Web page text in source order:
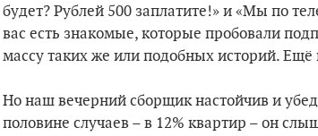
будет? Рублей 500 заплатите!» и «Мы по
вас есть знакомые, которые пробовали
массу таких же или подобных историй. Ещё
Но наш вечерний сборщик настойчив и
половине случаев – в 12% квартир – он